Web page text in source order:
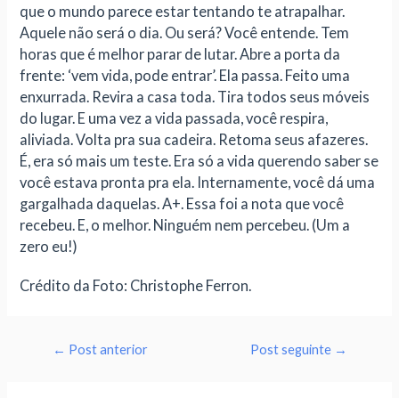
que o mundo parece estar tentando te atrapalhar.
Aquele não será o dia. Ou será? Você entende. Tem
horas que é melhor parar de lutar. Abre a porta da
frente: ‘vem vida, pode entrar’. Ela passa. Feito uma
enxurrada. Revira a casa toda. Tira todos seus móveis
do lugar. E uma vez a vida passada, você respira,
aliviada. Volta pra sua cadeira. Retoma seus afazeres.
É, era só mais um teste. Era só a vida querendo saber se
você estava pronta pra ela. Internamente, você dá uma
gargalhada daquelas. A+. Essa foi a nota que você
recebeu. E, o melhor. Ninguém nem percebeu. (Um a
zero eu!)
Crédito da Foto: Christophe Ferron.
← Post anterior Post seguinte →